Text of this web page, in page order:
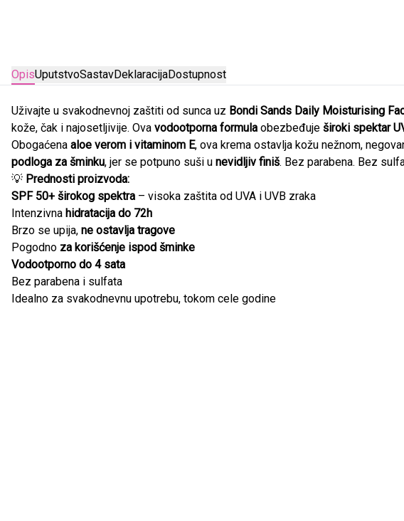
OpisUputstvoSastavDeklaracijaDostupnost
Uživajte u svakodnevnoj zaštiti od sunca uz Bondi Sands Daily Moisturising
kože, čak i najosetljivije. Ova vodootporna formula obezbeđuje široki spektar
Obogaćena aloe verom i vitaminom E, ova krema ostavlja kožu nežnom,
podloga za šminku, jer se potpuno suši u nevidljiv finiš. Bez parabena. Bez
💡 Prednosti proizvoda:
SPF 50+ širokog spektra – visoka zaštita od UVA i UVB zraka
Intenzivna hidratacija do 72h
Brzo se upija, ne ostavlja tragove
Pogodno za korišćenje ispod šminke
Vodootporno do 4 sata
Bez parabena i sulfata
Idealno za svakodnevnu upotrebu, tokom cele godine